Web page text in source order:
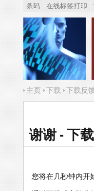
条码 在线标签打印
主页 下载 下载反
谢谢 - 下
您将在几秒钟内开